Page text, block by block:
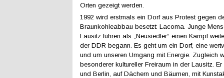
Orten gezeigt werden.
1992 wird erstmals ein Dorf aus Protest gegen
Braunkohleabbau besetzt: Lacoma. Junge
Lausitz führen als „Neusiedler“ einen Kampf
der DDR begann. Es geht um ein Dorf, eine
und um unseren Umgang mit Energie. Zugleich
besonderer kultureller Freiraum in der Lausitz.
und Berlin, auf Dächern und Bäumen, mit